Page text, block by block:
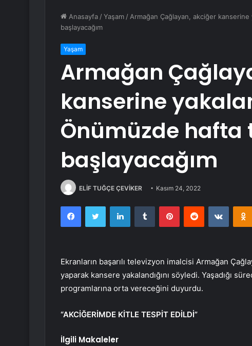
Anasayfa /Yaşam / Armağan Çağlayan, akciğer kanserine
başlayacağım
Yaşam
Armağan
kanserine
Önümüzde hafta
başlayacağım
ELİF TUĞÇE ÇEVİKER Kasım 24, 2022
FacebookTwitter LinkedInTumblr PinterestReddit
Ekranların başarılı televizyon imalcisi Armağan
yaparak kansere yakalandığını söyledi. Yaşadığı
programlarına orta vereceğini duyurdu.
“AKCİĞERİMDE KİTLE TESPİT EDİLDİ”
İlgili Makaleler